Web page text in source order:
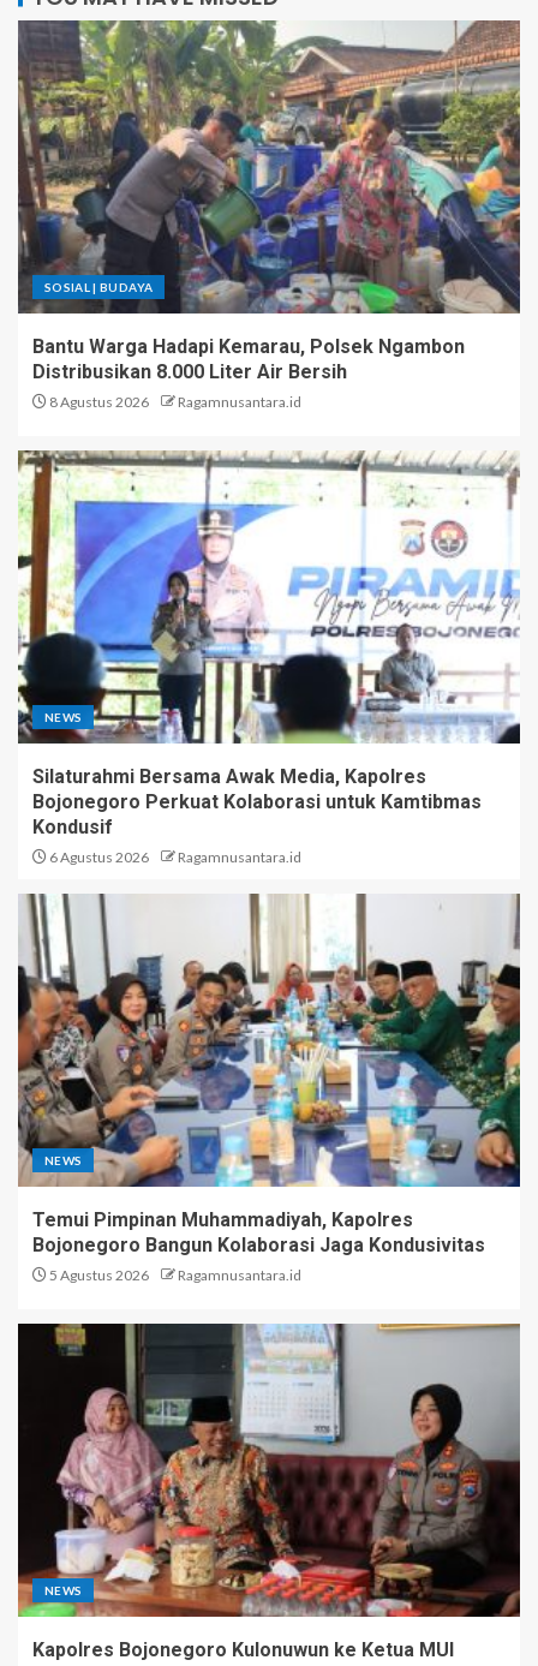
SOSIAL | BUDAYA
Bantu Warga Hadapi Kemarau, Polsek Ngambon
Distribusikan 8.000 Liter Air Bersih
8 Agustus 2026 Ragamnusantara.id
NEWS
Silaturahmi Bersama Awak Media, Kapolres
Bojonegoro Perkuat Kolaborasi untuk Kamtibmas
Kondusif
6 Agustus 2026 Ragamnusantara.id
NEWS
Temui Pimpinan Muhammadiyah, Kapolres
Bojonegoro Bangun Kolaborasi Jaga Kondusivitas
5 Agustus 2026 Ragamnusantara.id
NEWS
Kapolres Bojonegoro Kulonuwun ke Ketua MUI